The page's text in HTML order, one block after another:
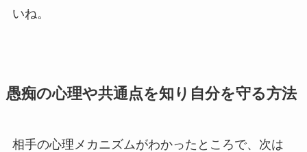
いね。
愚痴の心理や共通点を知り自分を守る方法
相手の心理メカニズムがわかったところで、次は